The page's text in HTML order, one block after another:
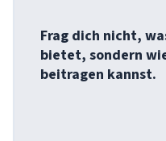
Frag dich nicht,
bietet, sondern
beitragen kannst.